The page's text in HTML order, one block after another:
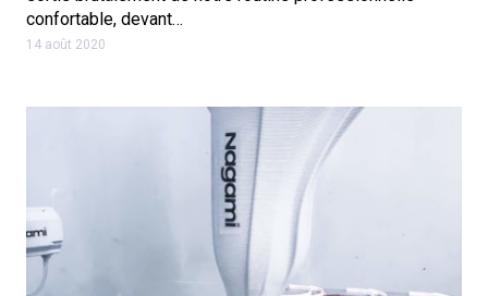
confortable, devant…
14 août 2020